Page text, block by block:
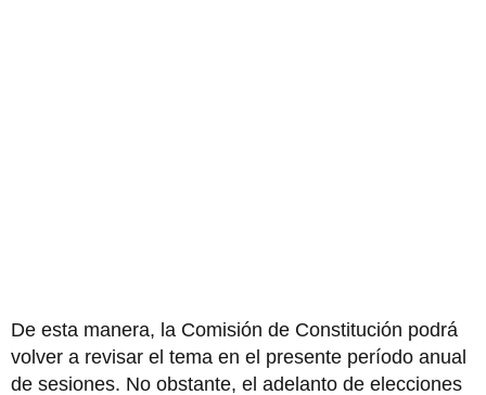
De esta manera, la Comisión de Constitución podrá
volver a revisar el tema en el presente período anual
de sesiones. No obstante, el adelanto de elecciones